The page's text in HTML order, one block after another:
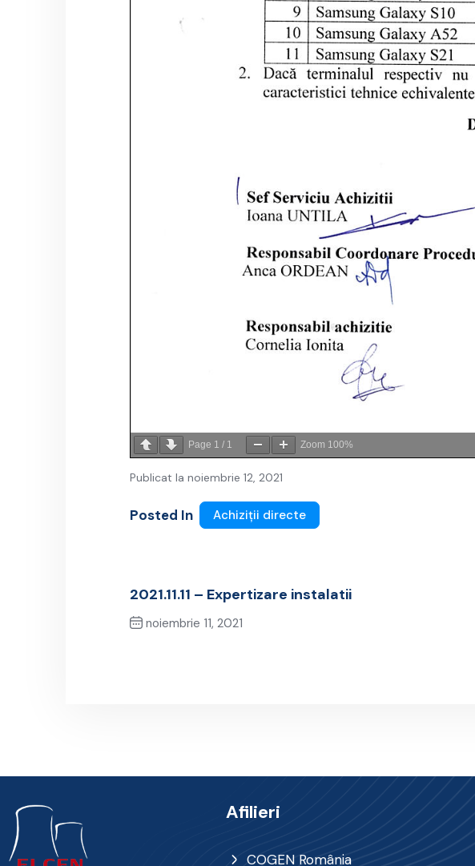
Page 1 / 1 Zoom 100%
Publicat la noiembrie 12, 2021
Posted In Achiziții directe
2021.11.11 – Expertizare instalatii
noiembrie 11, 2021
Afilieri
COGEN România